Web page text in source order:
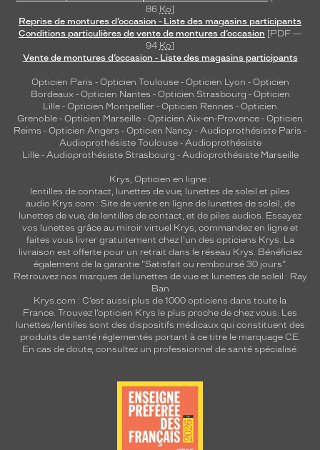
86 Ko]
Reprise de montures d’occasion - Liste des magasins participants
Conditions particulières de vente de montures d’occasion [PDF —
94 Ko]
Vente de montures d’occasion - Liste des magasins participants
Opticien Paris - Opticien Toulouse- Opticien Lyon - Opticien
Bordeaux- Opticien Nantes - Opticien Strasbourg - Opticien
Lille - Opticien Montpellier - Opticien Rennes - Opticien
Grenoble - Opticien Marseille - Opticien Aix-en-Provence - Opticien
Reims - Opticien Angers - Opticien Nancy - Audioprothésiste Paris -
Audioprothésiste Toulouse- Audioprothésiste
Lille- Audioprothésiste Strasbourg - Audioprothésiste Marseille
Krys, Opticien en ligne :
lentilles de contact, lunettes de vue, lunettes de soleil et piles
audio Krys.com : Site de vente en ligne de lunettes de soleil, de
lunettes de vue, de lentilles de contact, et de piles audios. Essayez
vos lunettes grâce au miroir virtuel Krys, commandez en ligne et
faites vous livrer gratuitement chez l'un des opticiens Krys. La
livraison est offerte pour un retrait dans le réseau Krys. Bénéficiez
également de la garantie "Satisfait ou remboursé 30 jours".
Retrouvez nos marques de lunettes de vue et lunettes de soleil : Ray
Ban
Krys.com : C’est aussi plus de 1000 opticiens dans toute la
France. Trouvez l’opticien Krys le plus proche de chez vous. Les
lunettes/lentilles sont des dispositifs médicaux qui constituent des
produits de santé réglementés portant à ce titre le marquage CE.
En cas de doute, consultez un professionnel de santé spécialisé.